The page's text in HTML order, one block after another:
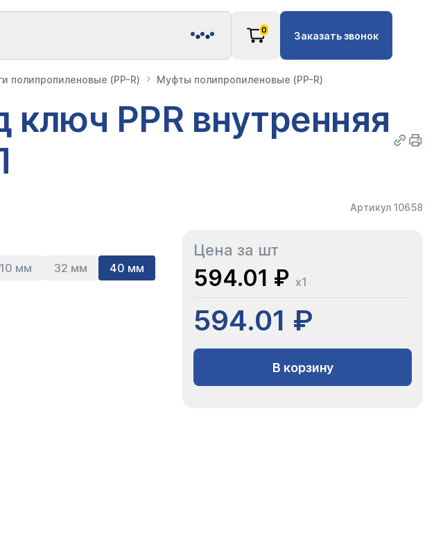
0 Заказать звонок
полипропиленовые (PP-R) Муфты полипропиленовые (PP-R)
PPR внутренняя
Артикул 10658
мм 32 мм
40 мм
Цена за шт
594.01 ₽ x1
594.01 ₽
В корзину